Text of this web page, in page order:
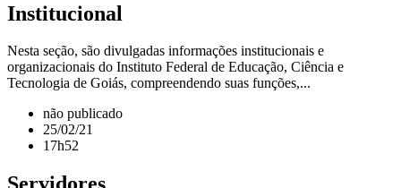
Institucional
Nesta seção, são divulgadas informações institucionais e
organizacionais do Instituto Federal de Educação, Ciência e
Tecnologia de Goiás, compreendendo suas funções,...
não publicado
25/02/21
17h52